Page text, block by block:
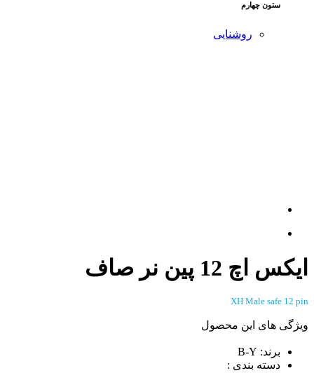
ستون چهارم
روشنایی
ایکس اچ 12 پین نر صاف
XH Male safe 12 pin
ویژگی های این محصول
برند: B-Y
دسته بندی :